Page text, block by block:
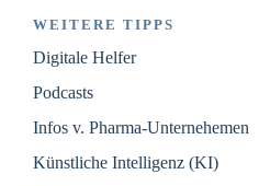
WEITERE TIPPS
Digitale Helfer
Podcasts
Infos v. Pharma-Unternehemen
Künstliche Intelligenz (KI)